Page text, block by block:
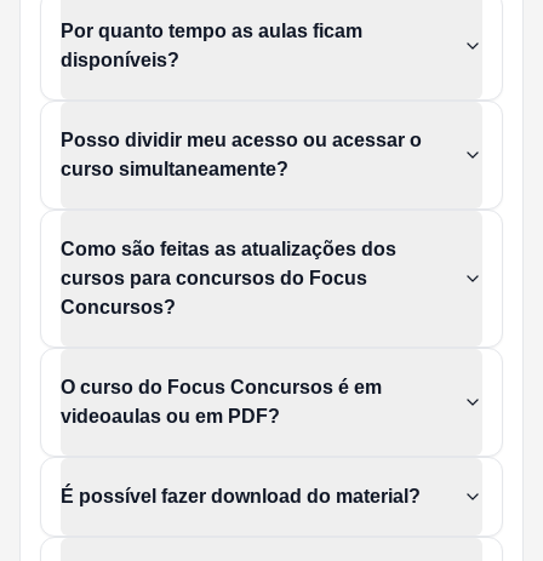
Por quanto tempo as aulas ficam
disponíveis?
Posso dividir meu acesso ou acessar o
curso simultaneamente?
Como são feitas as atualizações dos
cursos para concursos do Focus
Concursos?
O curso do Focus Concursos é em
videoaulas ou em PDF?
É possível fazer download do material?